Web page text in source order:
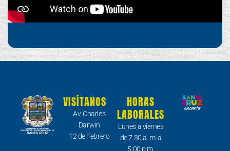
VISÍTANOS
Av. Charles
Darwin
12 de Febrero
HORAS
LABORALES
Lunes a viernes
de 7:30 a. m. a
5:00 p.m.